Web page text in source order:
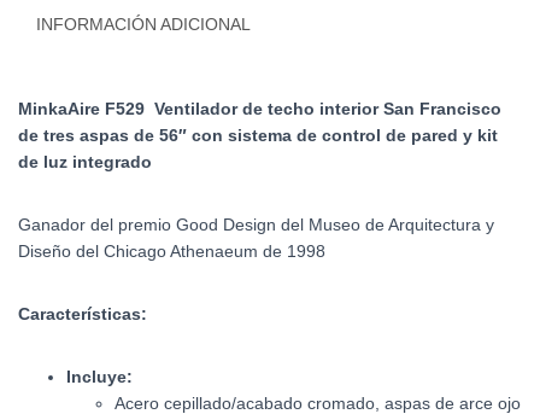
INFORMACIÓN ADICIONAL
MinkaAire F529 Ventilador de techo interior San Francisco
de tres aspas de 56″ con sistema de control de pared y kit
de luz integrado
Ganador del premio Good Design del Museo de Arquitectura y
Diseño del Chicago Athenaeum de 1998
Características:
Incluye:
Acero cepillado/acabado cromado, aspas de arce ojo